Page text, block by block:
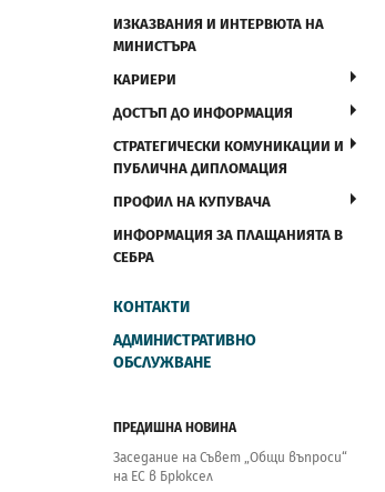
ИЗКАЗВАНИЯ И ИНТЕРВЮТА НА
МИНИСТЪРА
КАРИЕРИ
ДОСТЪП ДО ИНФОРМАЦИЯ
СТРАТЕГИЧЕСКИ КОМУНИКАЦИИ И
ПУБЛИЧНА ДИПЛОМАЦИЯ
ПРОФИЛ НА КУПУВАЧА
ИНФОРМАЦИЯ ЗА ПЛАЩАНИЯТА В
СЕБРА
КОНТАКТИ
АДМИНИСТРАТИВНО
ОБСЛУЖВАНЕ
ПРЕДИШНА НОВИНА
Заседание на Съвет „Общи въпроси“
на ЕС в Брюксел